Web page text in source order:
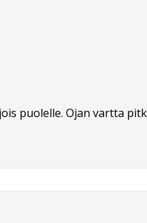
puolelle. Ojan vartta